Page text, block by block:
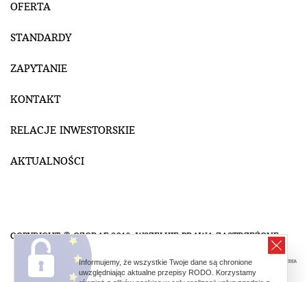
OFERTA
STANDARDY
ZAPYTANIE
KONTAKT
RELACJE INWESTORSKIE
AKTUALNOŚCI
COPYRIGHT © OZGRAF 2018. WSZELKIE PRAWA ZASTRZEŻONE.
Informujemy, że wszystkie Twoje dane są chronione
uwzględniając aktualne przepisy RODO. Korzystamy